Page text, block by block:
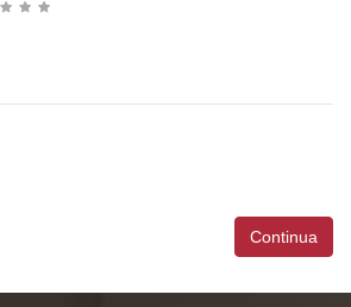
Continua